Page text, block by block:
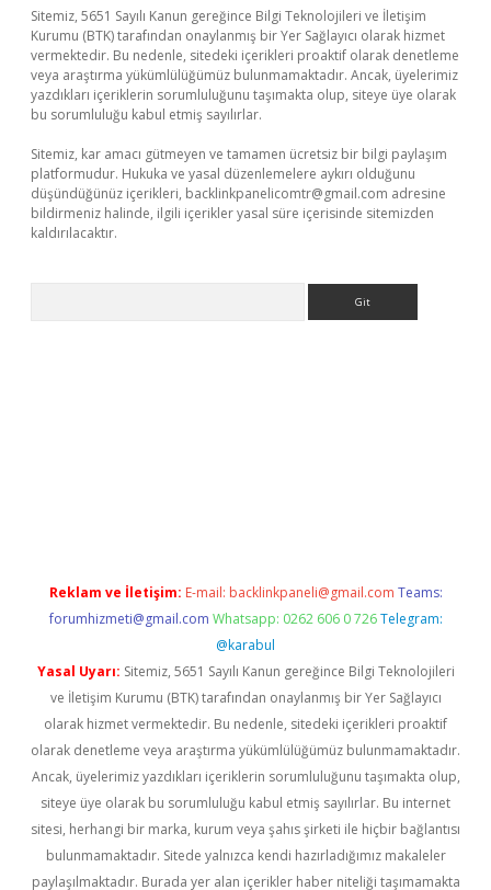
Sitemiz, 5651 Sayılı Kanun gereğince Bilgi Teknolojileri ve İletişim
Kurumu (BTK) tarafından onaylanmış bir Yer Sağlayıcı olarak hizmet
vermektedir. Bu nedenle, sitedeki içerikleri proaktif olarak denetleme
veya araştırma yükümlülüğümüz bulunmamaktadır. Ancak, üyelerimiz
yazdıkları içeriklerin sorumluluğunu taşımakta olup, siteye üye olarak
bu sorumluluğu kabul etmiş sayılırlar.
Sitemiz, kar amacı gütmeyen ve tamamen ücretsiz bir bilgi paylaşım
platformudur. Hukuka ve yasal düzenlemelere aykırı olduğunu
düşündüğünüz içerikleri, backlinkpanelicomtr@gmail.com adresine
bildirmeniz halinde, ilgili içerikler yasal süre içerisinde sitemizden
kaldırılacaktır.
Reklam ve İletişim: E-mail: backlinkpaneli@gmail.com Teams:
forumhizmeti@gmail.com Whatsapp: 0262 606 0 726 Telegram:
@karabul
Yasal Uyarı: Sitemiz, 5651 Sayılı Kanun gereğince Bilgi Teknolojileri
ve İletişim Kurumu (BTK) tarafından onaylanmış bir Yer Sağlayıcı
olarak hizmet vermektedir. Bu nedenle, sitedeki içerikleri proaktif
olarak denetleme veya araştırma yükümlülüğümüz bulunmamaktadır.
Ancak, üyelerimiz yazdıkları içeriklerin sorumluluğunu taşımakta olup,
siteye üye olarak bu sorumluluğu kabul etmiş sayılırlar. Bu internet
sitesi, herhangi bir marka, kurum veya şahıs şirketi ile hiçbir bağlantısı
bulunmamaktadır. Sitede yalnızca kendi hazırladığımız makaleler
paylaşılmaktadır. Burada yer alan içerikler haber niteliği taşımamakta